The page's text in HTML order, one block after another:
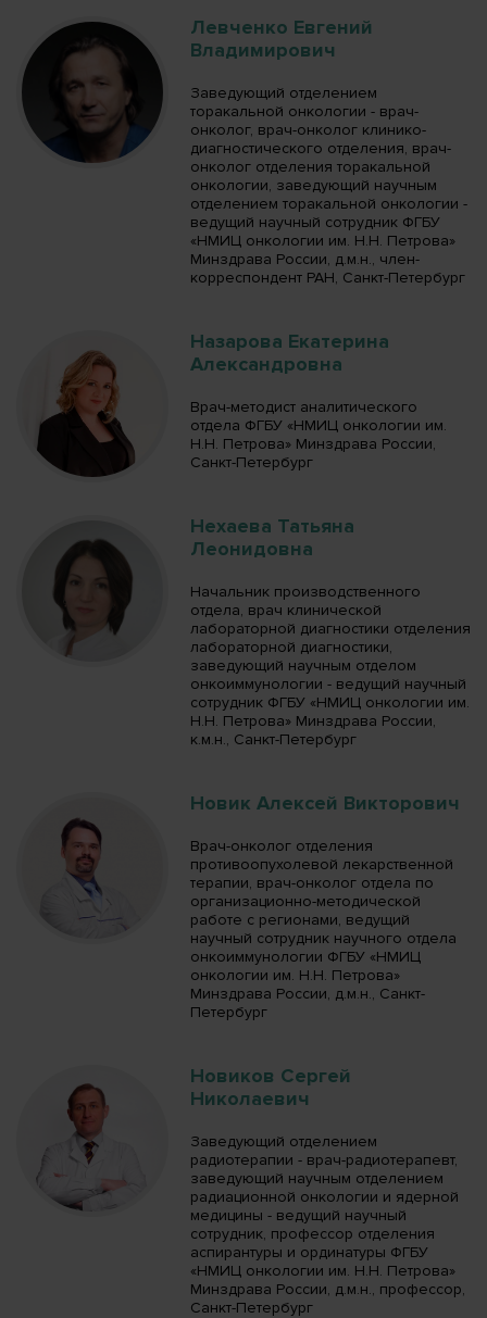
Левченко Евгений
Владимирович
Заведующий отделением
торакальной онкологии - врач-
онколог, врач-онколог клинико-
диагностического отделения, врач-
онколог отделения торакальной
онкологии, заведующий научным
отделением торакальной онкологии -
ведущий научный сотрудник ФГБУ
«НМИЦ онкологии им. Н.Н. Петрова»
Минздрава России, д.м.н., член-
корреспондент РАН, Санкт-Петербург
Назарова Екатерина
Александровна
Врач-методист аналитического
отдела ФГБУ «НМИЦ онкологии им.
Н.Н. Петрова» Минздрава России,
Санкт-Петербург
Нехаева Татьяна
Леонидовна
Начальник производственного
отдела, врач клинической
лабораторной диагностики отделения
лабораторной диагностики,
заведующий научным отделом
онкоиммунологии - ведущий научный
сотрудник ФГБУ «НМИЦ онкологии им.
Н.Н. Петрова» Минздрава России,
к.м.н., Санкт-Петербург
Новик Алексей Викторович
Врач-онколог отделения
противоопухолевой лекарственной
терапии, врач-онколог отдела по
организационно-методической
работе с регионами, ведущий
научный сотрудник научного отдела
онкоиммунологии ФГБУ «НМИЦ
онкологии им. Н.Н. Петрова»
Минздрава России, д.м.н., Санкт-
Петербург
Новиков Сергей
Николаевич
Заведующий отделением
радиотерапии - врач-радиотерапевт,
заведующий научным отделением
радиационной онкологии и ядерной
медицины - ведущий научный
сотрудник, профессор отделения
аспирантуры и ординатуры ФГБУ
«НМИЦ онкологии им. Н.Н. Петрова»
Минздрава России, д.м.н., профессор,
Санкт-Петербург